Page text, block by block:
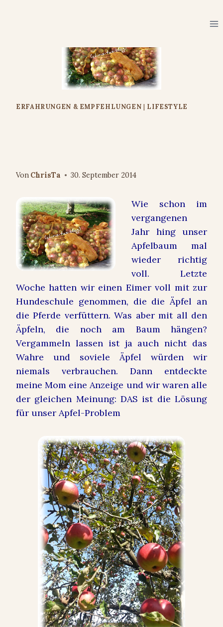
ERFAHRUNGEN & EMPFEHLUNGEN | LIFESTYLE
Von ChrisTa 30. September 2014
Wie schon im
vergangenen
Jahr hing unser
Apfelbaum mal
wieder richtig
voll. Letzte
Woche hatten wir einen Eimer voll mit zur
Hundeschule genommen, die die Äpfel an
die Pferde verfüttern. Was aber mit all den
Äpfeln, die noch am Baum hängen?
Vergammeln lassen ist ja auch nicht das
Wahre und soviele Äpfel würden wir
niemals verbrauchen. Dann entdeckte
meine Mom eine Anzeige und wir waren alle
der gleichen Meinung: DAS ist die Lösung
für unser Apfel-Problem